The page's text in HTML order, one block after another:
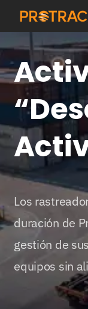
saltar
contenido
Hogar
Rastreador
Plataforma
Tarjeta IoT
cobertura
Sobre
Contacto
Los
duración de
gestión de
equipos sin